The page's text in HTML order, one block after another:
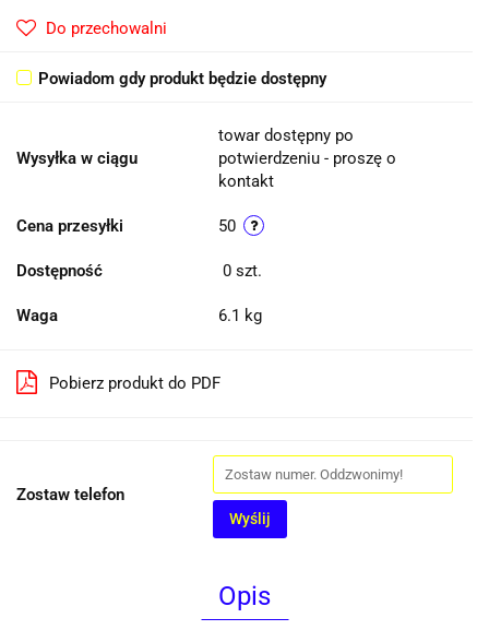
Do przechowalni
Powiadom gdy produkt będzie dostępny
Wysyłka w ciągu
towar dostępny po
potwierdzeniu - proszę o
kontakt
Cena przesyłki 50
Dostępność 0 szt.
Waga 6.1 kg
Pobierz produkt do PDF
Zostaw telefon
Wyślij
Opis